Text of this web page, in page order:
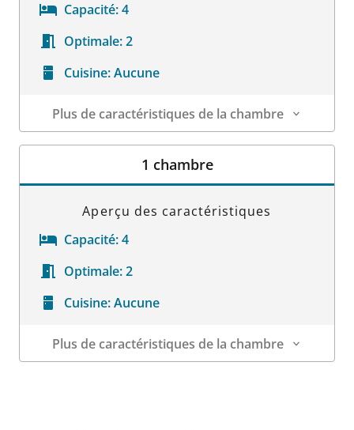
Capacité:4
Optimale:2
Cuisine:Aucune
Plus de caractéristiques de la chambre
Détails sur la chambre
1 chambre
Aperçu des caractéristiques
Capacité:4
Optimale:2
Cuisine:Aucune
Plus de caractéristiques de la chambre